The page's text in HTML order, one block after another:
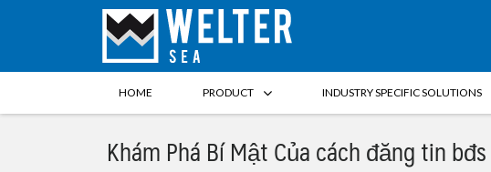
HOME PRODUCT INDUSTRY SPECIFIC SOLUTIONS
Khám Phá Bí Mật Của cách đăng tin